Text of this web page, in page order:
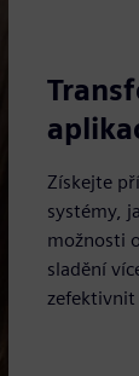
Získejte
systémy,
možnosti
sladění
zefektivnit